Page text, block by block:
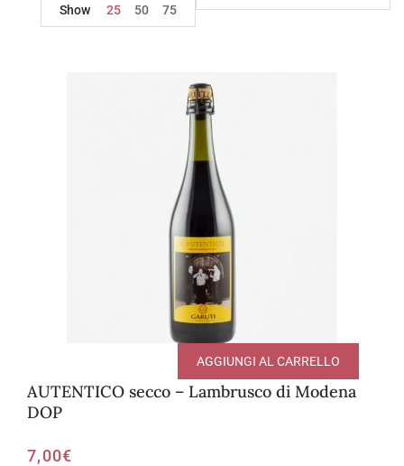
Show
25 50 75
AUTENTICO secco – Lambrusco di Modena
DOP
7,00€
AGGIUNGI AL CARRELLO